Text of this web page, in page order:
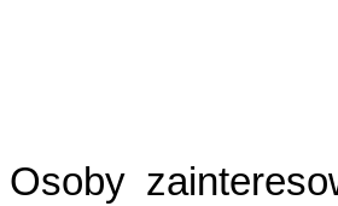
Osoby